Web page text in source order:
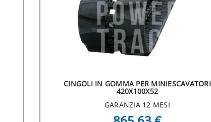
CINGOLI IN GOMMA PER MINIESCAVATORI
420X100X52
GARANZIA 12 MESI